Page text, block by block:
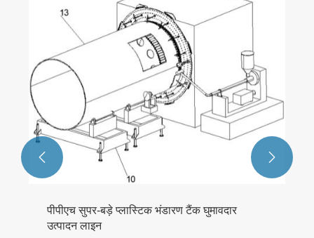
पीई गैस आपूर्ति पाइप उत्पादन लाइन
और देखें >>
 